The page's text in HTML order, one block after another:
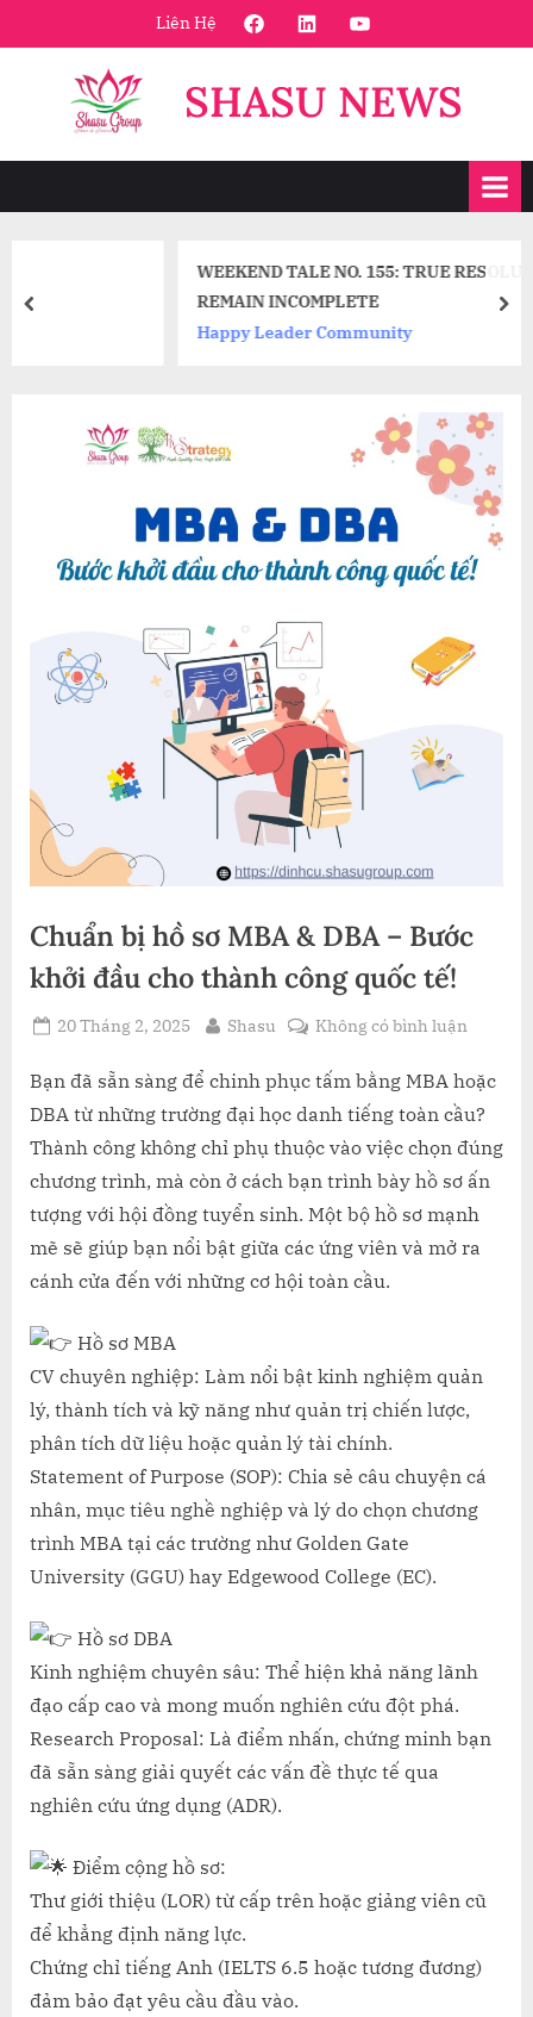
to
Liên Hệ FaceBookLinkedinYoutube
SHASU NEWS
WEEKEND TALE NO. 155: TRUE RESOLUTIONS DO NOT
REMAIN INCOMPLETE
Happy Leader Community
prev
Chuẩn bị hồ sơ MBA & DBA – Bước
khởi đầu cho thành công quốc tế!
Posted
20 Tháng 2, 2025 By
Shasu Không có bình luậnở
bị
hồ
MBA
&
DBA
–
thành
Bạn đã sẵn sàng để chinh phục tấm bằng MBA hoặc
DBA từ những trường đại học danh tiếng toàn cầu?
Thành công không chỉ phụ thuộc vào việc chọn đúng
chương trình, mà còn ở cách bạn trình bày hồ sơ ấn
tượng với hội đồng tuyển sinh. Một bộ hồ sơ mạnh
mẽ sẽ giúp bạn nổi bật giữa các ứng viên và mở ra
cánh cửa đến với những cơ hội toàn cầu.
Hồ sơ MBA
CV chuyên nghiệp: Làm nổi bật kinh nghiệm quản
lý, thành tích và kỹ năng như quản trị chiến lược,
phân tích dữ liệu hoặc quản lý tài chính.
Statement of Purpose (SOP): Chia sẻ câu chuyện cá
nhân, mục tiêu nghề nghiệp và lý do chọn chương
trình MBA tại các trường như Golden Gate
University (GGU) hay Edgewood College (EC).
Hồ sơ DBA
Kinh nghiệm chuyên sâu: Thể hiện khả năng lãnh
đạo cấp cao và mong muốn nghiên cứu đột phá.
Research Proposal: Là điểm nhấn, chứng minh bạn
đã sẵn sàng giải quyết các vấn đề thực tế qua
nghiên cứu ứng dụng (ADR).
Điểm cộng hồ sơ:
Thư giới thiệu (LOR) từ cấp trên hoặc giảng viên cũ
để khẳng định năng lực.
Chứng chỉ tiếng Anh (IELTS 6.5 hoặc tương đương)
đảm bảo đạt yêu cầu đầu vào.